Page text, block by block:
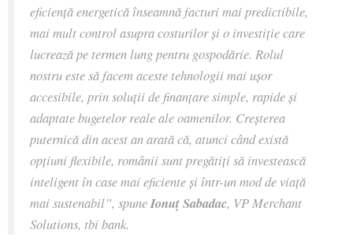
eficiență energetică înseamnă facturi mai predictibile,
mai mult control asupra costurilor și o investiție care
lucrează pe termen lung pentru gospodărie. Rolul
nostru este să facem aceste tehnologii mai ușor
accesibile, prin soluții de finanțare simple, rapide și
adaptate bugetelor reale ale oamenilor. Creșterea
puternică din acest an arată că, atunci când există
opțiuni flexibile, românii sunt pregătiți să investească
inteligent în case mai eficiente și într-un mod de viață
mai sustenabil”, spuneIonuț Sabadac, VP Merchant
Solutions, tbi bank.